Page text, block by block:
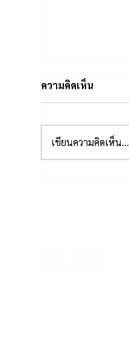
ความคิดเห็น
เขียนความคิดเห็น…